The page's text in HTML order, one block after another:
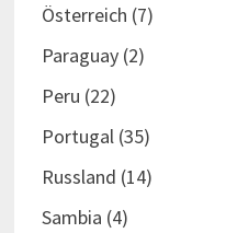
Österreich (7)
Paraguay(2)
Peru (22)
Portugal (35)
Russland (14)
Sambia (4)